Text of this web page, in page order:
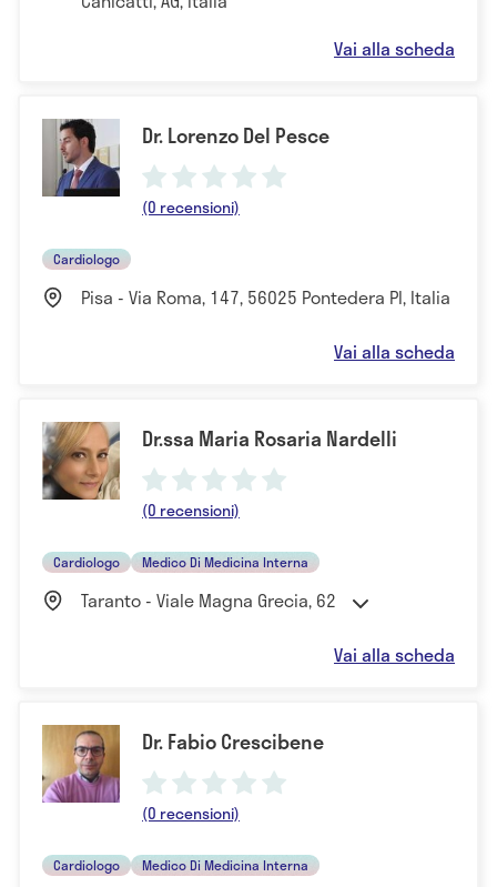
Vai alla scheda
Dr. Lorenzo Del Pesce
(0 recensioni)
Cardiologo
Pisa - Via Roma, 147, 56025 Pontedera PI, Italia
Vai alla scheda
Dr.ssa Maria Rosaria Nardelli
(0 recensioni)
Cardiologo Medico Di Medicina Interna
Taranto - Viale Magna Grecia, 62
Vai alla scheda
Dr. Fabio Crescibene
(0 recensioni)
Cardiologo Medico Di Medicina Interna